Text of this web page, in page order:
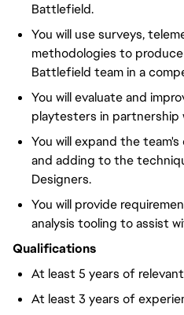
Battlefield.
You will use surveys,
methodologies to
Battlefield team in a
You will evaluate and
playtesters in partnership
You will expand the
and adding to the
Designers.
You will provide
analysis tooling to assist
Qualifications
At least 5 years of
At least 3 years of